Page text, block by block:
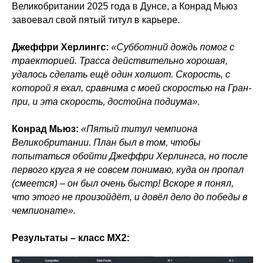
Великобритании 2025 года в Дунсе, а Конрад Мьюз
завоевал свой пятый титул в карьере.
Джеффри Херлингс: «Субботний дождь помог с
траекторией. Трасса действительно хорошая,
удалось сделать ещё один холшот. Скорость, с
которой я ехал, сравнима с моей скоростью на Гран-
при, и эта скорость, достойна подиума».
Конрад Мьюз: «Пятый титул чемпиона
Великобритании. План был в том, чтобы
попытаться обойти Джеффри Херлингса, но после
первого круга я не совсем понимаю, куда он пропал
(смеется) – он был очень быстр! Вскоре я понял,
что этого не произойдёт, и довёл дело до победы в
чемпионате».
Результаты – класс МХ2: